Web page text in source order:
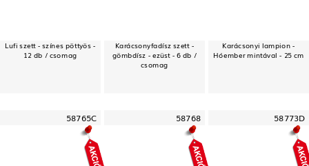
Lufi szett - színes pöttyös -
12 db / csomag
Karácsonyfadísz szett -
gömbdísz - ezüst - 6 db /
csomag
Karácsonyi lampion -
Hóember mintával - 25 cm
58765C 58768 58773D